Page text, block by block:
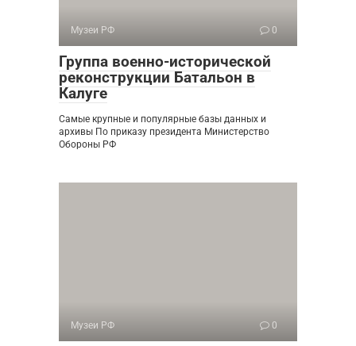
Музеи РФ 0
Группа военно-исторической
реконструкции Батальон в
Калуге
Самые крупные и популярные базы данных и
архивы По приказу президента Министерство
Обороны РФ
Музеи РФ 0